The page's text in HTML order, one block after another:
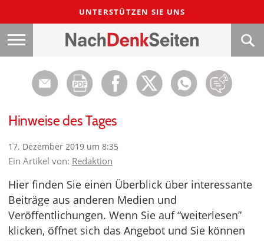
UNTERSTÜTZEN SIE UNS
Hinweise des Tages
17. Dezember 2019 um 8:35
Ein Artikel von: Redaktion
Hier finden Sie einen Überblick über interessante
Beiträge aus anderen Medien und
Veröffentlichungen. Wenn Sie auf “weiterlesen”
klicken, öffnet sich das Angebot und Sie können